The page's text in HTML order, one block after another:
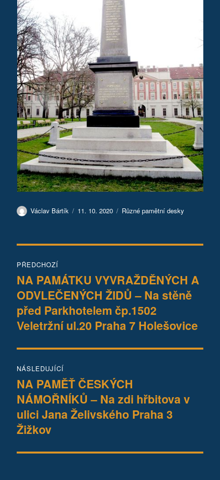
Autor:
Václav Bártík Publikováno:
11. 10. 2020 Rubriky:
Různé pamětní desky
pro
příspěvek
PŘEDCHOZÍ
Předchozí
příspěvek:
NA PAMÁTKU VYVRAŽDĚNÝCH A
ODVLEČENÝCH ŽIDŮ – Na stěně
před Parkhotelem čp.1502
Veletržní ul.20 Praha 7 Holešovice
NÁSLEDUJÍCÍ
Následující
příspěvek:
NA PAMĚŤ ČESKÝCH
NÁMOŘNÍKŮ – Na zdi hřbitova v
ulici Jana Želivského Praha 3
Žižkov